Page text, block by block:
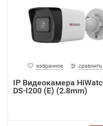
избранное сравнить
IP Видеокамера
DS-I200 (E) (2.8mm)